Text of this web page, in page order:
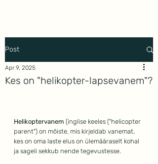
Post
Kes on "helikopter-lapsevanem"?
Apr 9, 2025
Helikoptervanem (inglise keeles ("helicopter
parent") on mõiste, mis kirjeldab vanemat,
kes on oma laste elus on ülemääraselt kohal
ja sageli sekkub nende tegevustesse.